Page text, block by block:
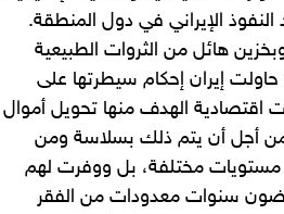
النفوذ الإيراني في دول المنطقة.
هائل من الثروات الطبيعية
حاولت إيران إحكام سيطرتها على
اقتصادية الهدف منها تحويل أموال
ومن أجل أن يتم ذلك بسلاسة ومن
مختلفة، بل ووفرت لهم
غضون سنوات معدودات من الفقر